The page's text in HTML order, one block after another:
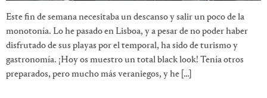
Este fin de semana necesitaba un descanso y salir un poco de la
monotonía. Lo he pasado en Lisboa, y a pesar de no poder haber
disfrutado de sus playas por el temporal, ha sido de turismo y
gastronomía. ¡Hoy os muestro un total black look! Tenía otros
preparados, pero mucho más veraniegos, y he […]